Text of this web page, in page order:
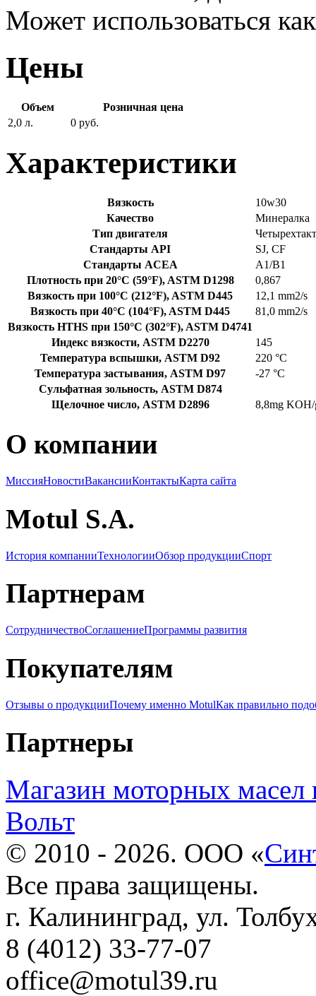
Может использоваться
Цены
Объем
Розничная цена
2,0 л.
0 руб.
Характеристики
Вязкость
10w30
Качество
Минералка
Тип двигателя
Стандарты API
SJ, CF
Стандарты ACEA
A1/B1
Плотность при 20°C (59°F), ASTM D1298
0,867
Вязкость при 100°C (212°F), ASTM D445
12,1 mm2/s
Вязкость при 40°C (104°F), ASTM D445
81,0 mm2/s
Вязкость HTHS при 150°C (302°F), ASTM D4741
Индекс вязкости, ASTM D2270
145
Температура вспышки, ASTM D92
220 °C
Температура застывания, ASTM D97
-27 °C
Сульфатная зольность, ASTM D874
Щелочное число, ASTM D2896
8,8mg
О компании
МиссияНовостиВакансииКонтактыКарта сайта
Motul S.A.
История компанииТехнологииОбзор продукцииСпорт
Партнерам
СотрудничествоСоглашениеПрограммы развития
Покупателям
Отзывы о продукцииПочему именно MotulКак правильно
Партнеры
Магазин моторных масел
Вольт
© 2010 - 2026. ООО «
Все права защищены.
г. Калининград, ул.
8 (4012) 33-77-07
office@motul39.ru